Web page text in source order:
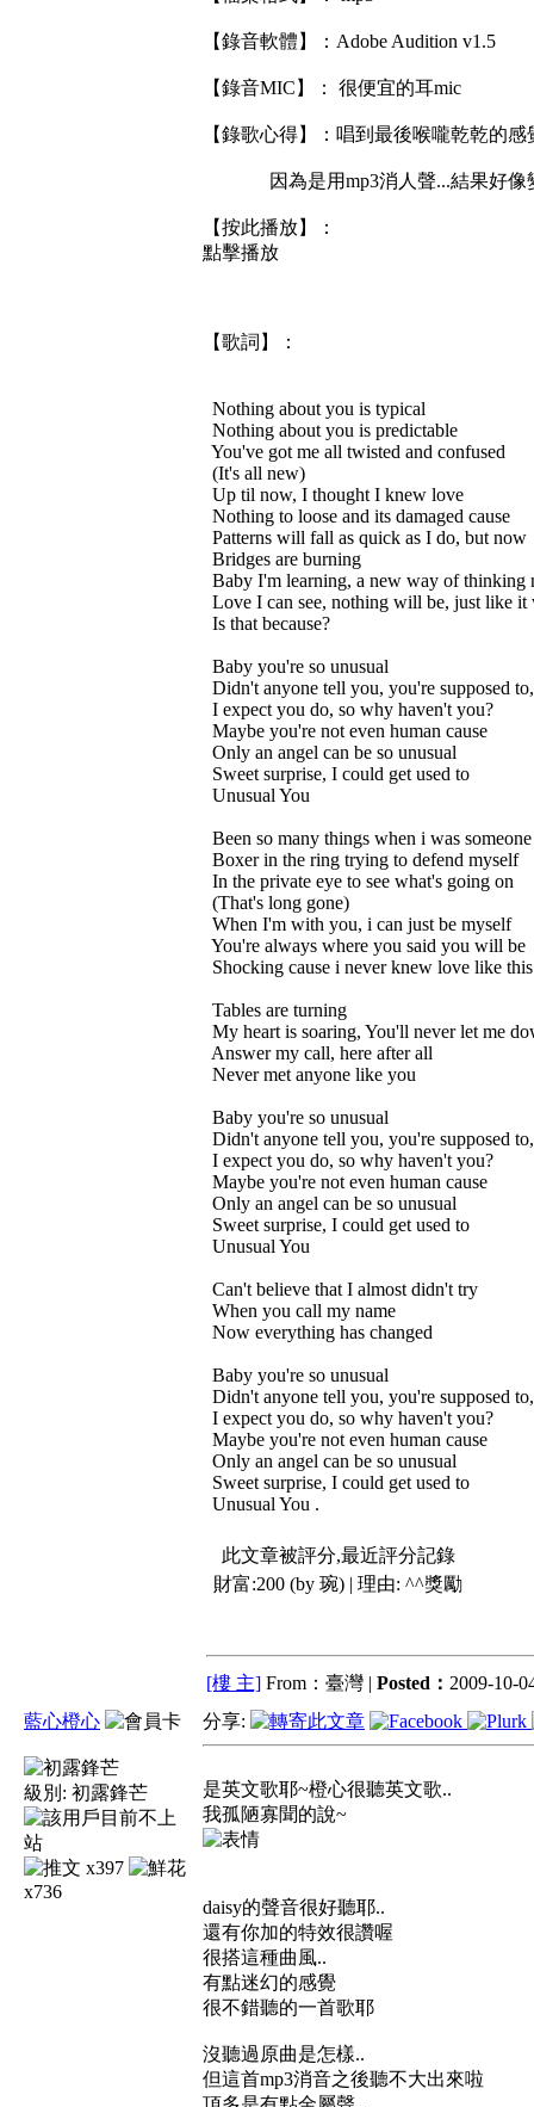
【錄音軟體】：Adobe Audition v1.5
【錄音MIC】： 很便宜的耳mic
【錄歌心得】：唱到最後喉嚨乾乾的
因為是用mp3消人聲...結果好像
【按此播放】：
點擊播放
【歌詞】：
Nothing about you is typical
Nothing about you is predictable
You've got me all twisted and confused
(It's all new)
Up til now, I thought I knew love
Nothing to loose and its damaged cause
Patterns will fall as quick as I do, but now
Bridges are burning
Baby I'm learning, a new way of thinking
Love I can see, nothing will be, just like it
Is that because?
Baby you're so unusual
Didn't anyone tell you, you're supposed
I expect you do, so why haven't you?
Maybe you're not even human cause
Only an angel can be so unusual
Sweet surprise, I could get used to
Unusual You
Been so many things when i was someone
Boxer in the ring trying to defend myself
In the private eye to see what's going on
(That's long gone)
When I'm with you, i can just be myself
You're always where you said you will be
Shocking cause i never knew love like
Tables are turning
My heart is soaring, You'll never let me
Answer my call, here after all
Never met anyone like you
Baby you're so unusual
Didn't anyone tell you, you're supposed
I expect you do, so why haven't you?
Maybe you're not even human cause
Only an angel can be so unusual
Sweet surprise, I could get used to
Unusual You
Can't believe that I almost didn't try
When you call my name
Now everything has changed
Baby you're so unusual
Didn't anyone tell you, you're supposed
I expect you do, so why haven't you?
Maybe you're not even human cause
Only an angel can be so unusual
Sweet surprise, I could get used to
Unusual You .
此文章被評分,最近評分記錄
財富:200 (by 琬) | 理由: ^^獎勵
[樓 主] From：臺灣 | Posted： 2009-10-
藍心橙心
級別: 初露鋒芒
x397
x736
分享:
是英文歌耶~橙心很聽英文歌..
我孤陋寡聞的說~
daisy的聲音很好聽耶..
還有你加的特效很讚喔
很搭這種曲風..
有點迷幻的感覺
很不錯聽的一首歌耶
沒聽過原曲是怎樣..
但這首mp3消音之後聽不大出來啦